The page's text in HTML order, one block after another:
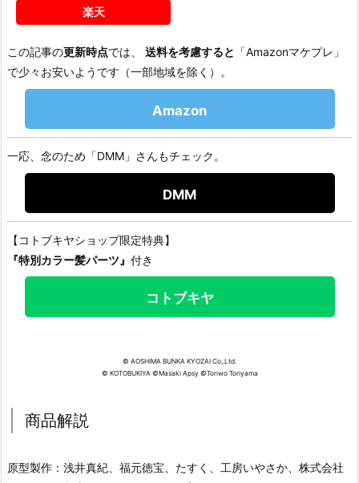
楽天
この記事の更新時点では、 送料を考慮すると 「Amazonマケプレ」
で少々お安いようです（一部地域を除く）。
Amazon
一応、念のため「DMM」さんもチェック。
DMM
【コトブキヤショップ限定特典】
『特別カラー髪パーツ』 付き
コトブキヤ
© AOSHIMA BUNKA KYOZAI Co,.Ltd.
© KOTOBUKIYA ©Masaki Apsy ©Toriwo Toriyama
商品解説
原型製作：浅井真紀、福元徳宝、たすく、工房いやさか、株式会社